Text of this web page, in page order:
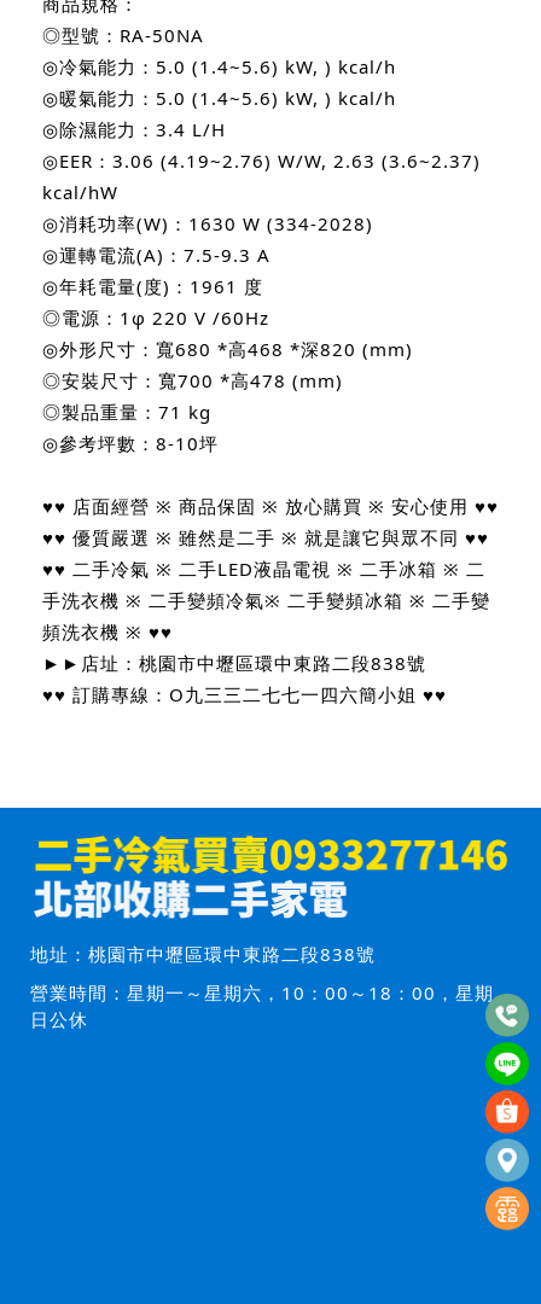
◎型號：RA-50NA
◎冷氣能力：5.0 (1.4~5.6) kW, ) kcal/h
◎暖氣能力：5.0 (1.4~5.6) kW, ) kcal/h
◎除濕能力：3.4 L/H
◎EER：3.06 (4.19~2.76) W/W, 2.63 (3.6~2.37)
kcal/hW
◎消耗功率(W)：1630 W (334-2028)
◎運轉電流(A)：7.5-9.3 A
◎年耗電量(度)：1961 度
◎電源：1φ 220 V /60Hz
◎外形尺寸：寬680 *高468 *深820 (mm)
◎安裝尺寸：寬700 *高478 (mm)
◎製品重量：71 kg
◎參考坪數：8-10坪
♥♥ 店面經營 ※ 商品保固 ※ 放心購買 ※ 安心使用 ♥♥
♥♥ 優質嚴選 ※ 雖然是二手 ※ 就是讓它與眾不同 ♥♥
♥♥ 二手冷氣 ※ 二手LED液晶電視 ※ 二手冰箱 ※ 二
手洗衣機 ※ 二手變頻冷氣※ 二手變頻冰箱 ※ 二手變
頻洗衣機 ※ ♥♥
►►店址：桃園市中壢區環中東路二段838號
♥♥ 訂購專線：O九三三二七七一四六簡小姐 ♥♥
地址： 桃園市中壢區環中東路二段838號
營業時間：星期一～星期六，10：00～18：00，星期
日公休